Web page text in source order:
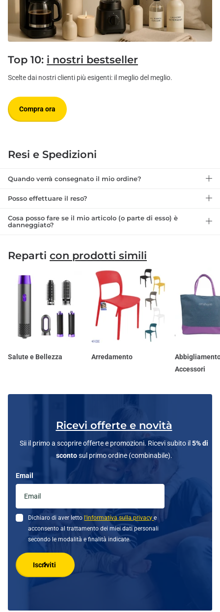
Top 10: i nostri bestseller
Scelte dai nostri clienti più esigenti: il meglio del meglio.
Compra ora
Resi e Spedizioni
Quando verrà consegnato il mio ordine?
Posso effettuare il reso?
Cosa posso fare se il mio articolo (o parte di esso) è
danneggiato?
Reparti con prodotti simili
Salute e Bellezza Arredamento
Accessori
Ricevi offerte e novità
Sii il primo a scoprire offerte e promozioni. Ricevi subito il 5% di
scontosul primo ordine (combinabile).
Email
Dichiaro di aver letto l'informativa sulla privacye
acconsento al trattamento dei miei dati personali
secondo le modalità e finalità indicate.
Iscriviti